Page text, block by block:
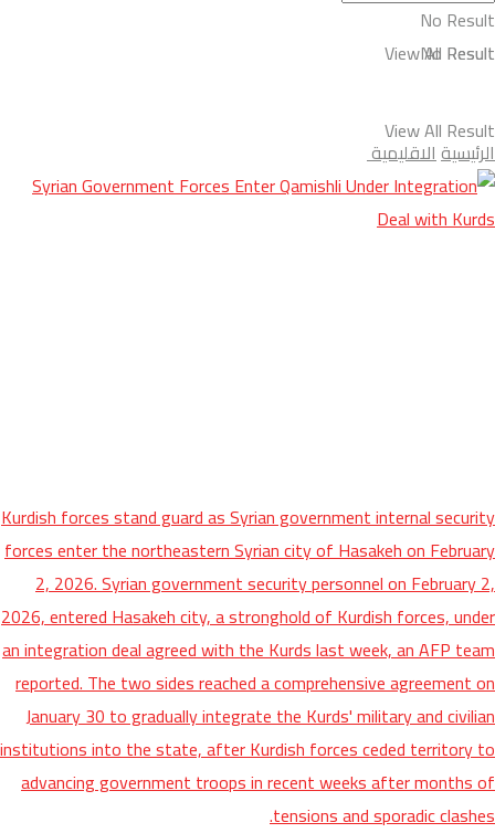
No Result
View All Result
No Result
View All Result
الرئيسيةالاقليمية
Kurdish forces stand guard as Syrian government internal security
forces enter the northeastern Syrian city of Hasakeh on February
2, 2026. Syrian government security personnel on February 2,
2026, entered Hasakeh city, a stronghold of Kurdish forces, under
an integration deal agreed with the Kurds last week, an AFP team
reported. The two sides reached a comprehensive agreement on
January 30 to gradually integrate the Kurds' military and civilian
institutions into the state, after Kurdish forces ceded territory to
advancing government troops in recent weeks after months of
tensions and sporadic clashes.